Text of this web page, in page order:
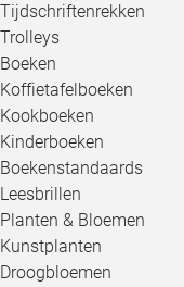
Tijdschriftenrekken
Trolleys
Boeken
Koffietafelboeken
Kookboeken
Kinderboeken
Boekenstandaards
Leesbrillen
Planten & Bloemen
Kunstplanten
Droogbloemen